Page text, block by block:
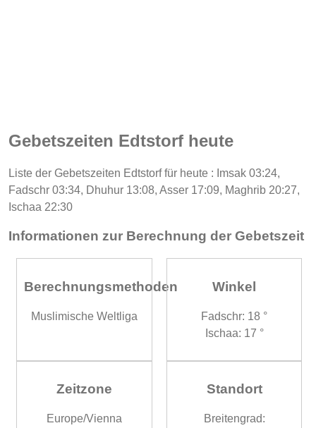
Gebetszeiten Edtstorf heute
Liste der Gebetszeiten Edtstorf für heute : Imsak 03:24,
Fadschr 03:34, Dhuhur 13:08, Asser 17:09, Maghrib 20:27,
Ischaa 22:30
Informationen zur Berechnung der Gebetszeit
Berechnungsmethoden
Muslimische Weltliga
Winkel
Fadschr: 18 °
Ischaa: 17 °
Zeitzone
Europe/Vienna
Standort
Breitengrad: